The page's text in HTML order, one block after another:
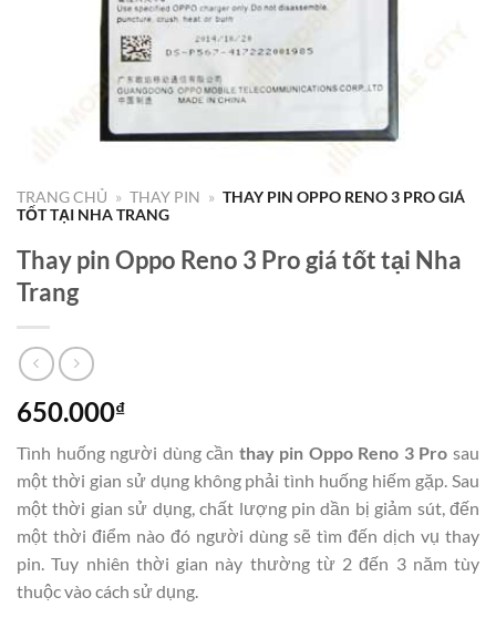
TRANG CHỦ » THAY PIN » THAY PIN OPPO RENO 3 PRO GIÁ
TỐT TẠI NHA TRANG
Thay pin Oppo Reno 3 Pro giá tốt tại Nha
Trang
650.000₫
Tình huống người dùng cần thay pin Oppo Reno 3 Pro sau
một thời gian sử dụng không phải tình huống hiếm gặp. Sau
một thời gian sử dụng, chất lượng pin dần bị giảm sút, đến
một thời điểm nào đó người dùng sẽ tìm đến dịch vụ thay
pin. Tuy nhiên thời gian này thường từ 2 đến 3 năm tùy
thuộc vào cách sử dụng.